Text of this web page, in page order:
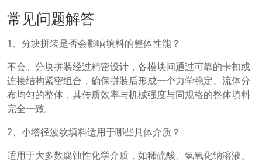
常见问题解答
1、分块拼装是否会影响填料的整体性能？
不会。分块拼装经过精密设计，各模块间通过可靠的卡扣或
连接结构紧密组合，确保拼装后形成一个力学稳定、流体分
布均匀的整体，其传质效率与机械强度与同规格的整体填料
完全一致。
2、小塔径波纹填料适用于哪些具体介质？
适用于大多数腐蚀性化学介质，如稀硫酸、氢氧化钠溶液、